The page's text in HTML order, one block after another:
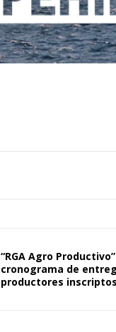
“RGA Agro
cronograma de
productores